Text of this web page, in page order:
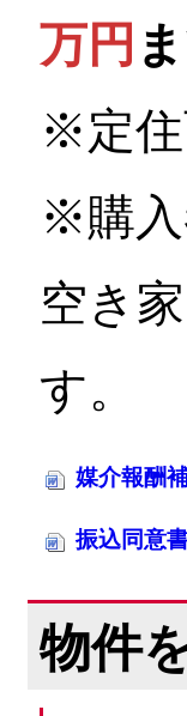
万円
※定住
※購入
空き
す。
媒介報酬
振込同意
物件